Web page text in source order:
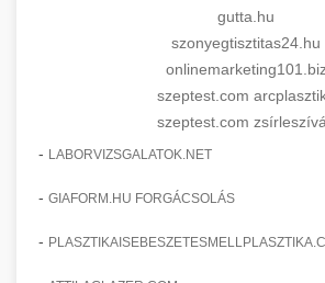
gutta.hu
szonyegtisztitas24.hu
onlinemarketing101.biz
szeptest.com
szeptest.com
- LABORVIZSGALATOK.NET
- GIAFORM.HU FORGÁCSOLÁS
-